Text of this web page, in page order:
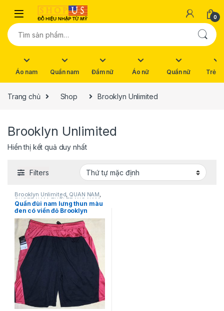
Skip to navigation
Skip to content
0
Tìm kiếm:
Áo nam Quần nam Đầm nữ Áo nữ Quần nữ Trẻ
Trang chủ Shop Brooklyn Unlimited
Brooklyn Unlimited
Hiển thị kết quả duy nhất
Filters
Brooklyn Unlimited, QUẦN NAM,
SHORT NAM ,THỜI TRANG NAM
Quần đùi nam lưng thun màu
đen có viền đỏ Brooklyn
Unlimited size M